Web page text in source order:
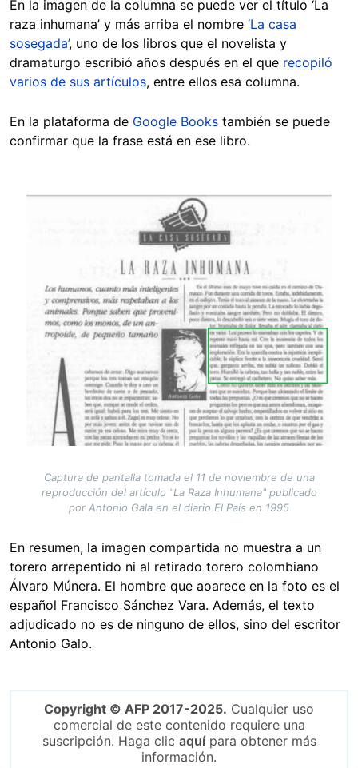
En la imagen de la columna se puede ver el título ‘La
raza inhumana’ y más arriba el nombre ‘La casa
sosegada’, uno de los libros que el novelista y
dramaturgo escribió años después en el que recopiló
varios de sus artículos, entre ellos esa columna.
En la plataforma de Google Books también se puede
confirmar que la frase está en ese libro.
Captura de pantalla tomada el 11 de noviembre de una
reproducción del artículo "La Raza Inhumana" publicado
por Antonio Gala en el diario El País en 1995
En resumen, la imagen compartida no muestra a un
torero arrepentido ni al retirado torero colombiano
Álvaro Múnera. El hombre que aoarece en la foto es el
español Francisco Sánchez Vara. Además, el texto
adjudicado no es de ninguno de ellos, sino del escritor
Antonio Galo.
Copyright © AFP 2017-2025. Cualquier uso
comercial de este contenido requiere una
suscripción. Haga clic aquípara obtener más
información.